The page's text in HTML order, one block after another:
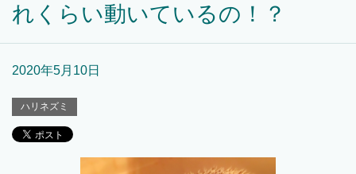
れくらい動いているの！？
2020年5月10日
ハリネズミ